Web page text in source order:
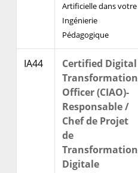
Artificielle dans votre
Ingénierie
Pédagogique
IA44
Certified Digital
Transformation
Officer (CIAO)-
Responsable /
Chef de Projet
de
Transformation
Digitale